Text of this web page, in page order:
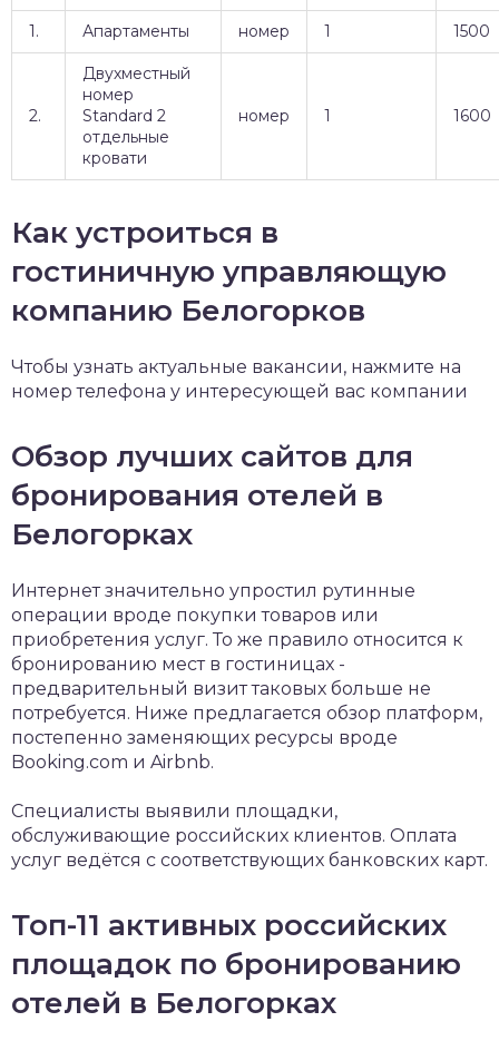
1. Апартаменты номер 1 1500
2.
Двухместный
номер
Standard 2
отдельные
кровати
номер 1 1600
Как устроиться в
гостиничную управляющую
компанию Белогорков
Чтобы узнать актуальные вакансии, нажмите на
номер телефона у интересующей вас компании
Обзор лучших сайтов для
бронирования отелей в
Белогорках
Интернет значительно упростил рутинные
операции вроде покупки товаров или
приобретения услуг. То же правило относится к
бронированию мест в гостиницах -
предварительный визит таковых больше не
потребуется. Ниже предлагается обзор платформ,
постепенно заменяющих ресурсы вроде
Booking.com и Airbnb.
Специалисты выявили площадки,
обслуживающие российских клиентов. Оплата
услуг ведётся с соответствующих банковских карт.
Топ-11 активных российских
площадок по бронированию
отелей в Белогорках